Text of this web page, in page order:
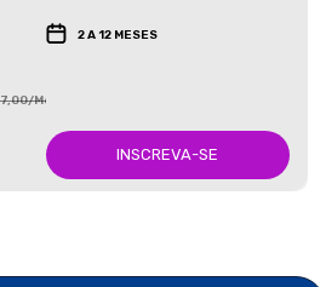
2 A 12 MESES
Mês
INSCREVA-SE